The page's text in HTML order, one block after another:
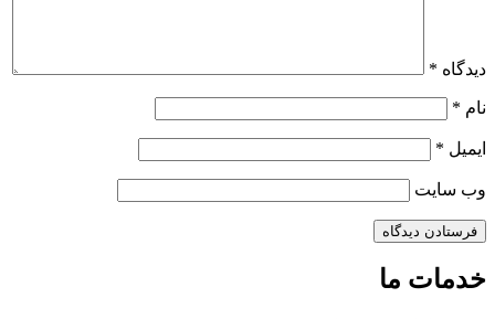
دیدگاه *
نام *
ایمیل *
وب‌ سایت
خدمات ما